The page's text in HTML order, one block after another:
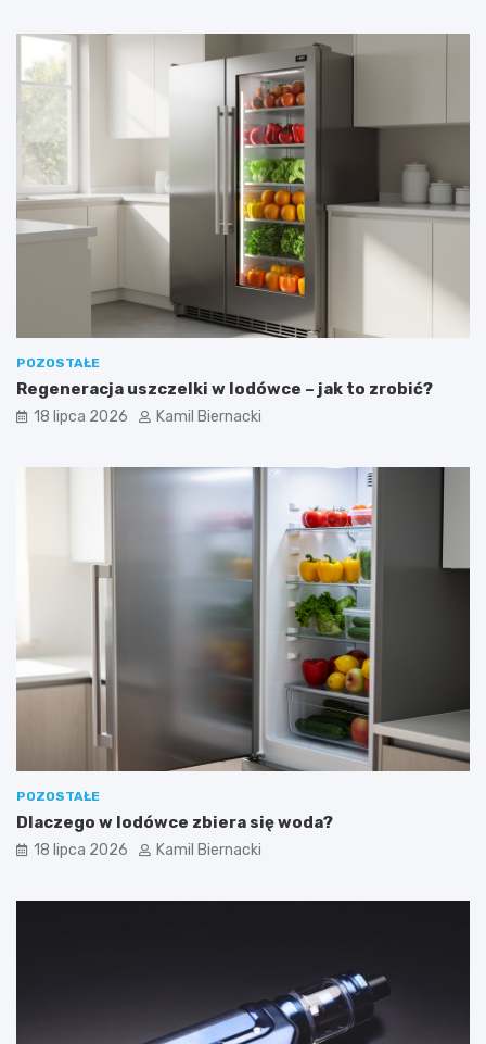
POZOSTAŁE
Regeneracja uszczelki w lodówce – jak to zrobić?
18 lipca 2026 Kamil Biernacki
POZOSTAŁE
Dlaczego w lodówce zbiera się woda?
18 lipca 2026 Kamil Biernacki